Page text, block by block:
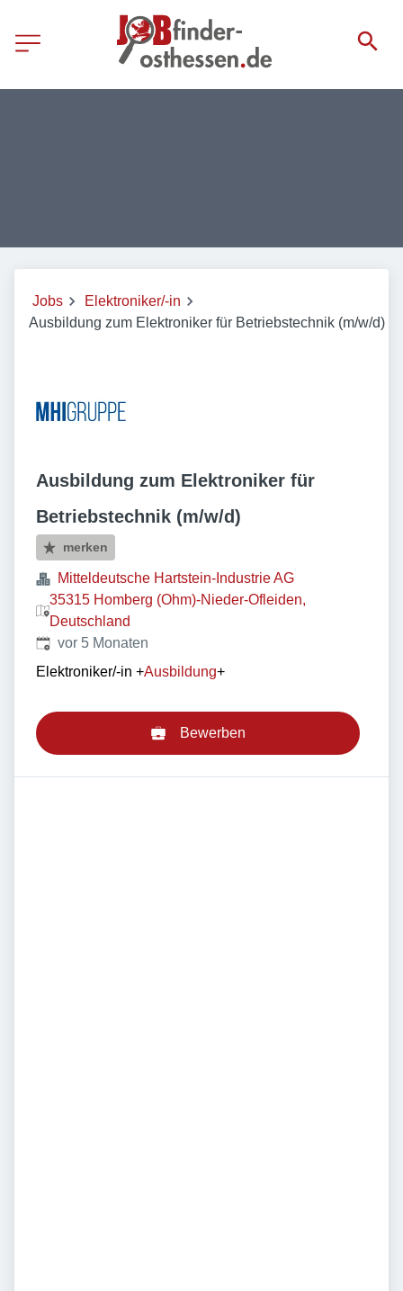
Jobs
Elektroniker/-in
Ausbildung zum Elektroniker für Betriebstechnik (m/w/d)
Ausbildung zum Elektroniker für
Betriebstechnik (m/w/d)
merken
Mitteldeutsche Hartstein-Industrie AG
35315 Homberg (Ohm)-Nieder-Ofleiden,
Deutschland
Veröffentlicht:
vor 5 Monaten
Elektroniker/-in +Ausbildung+
Bewerben